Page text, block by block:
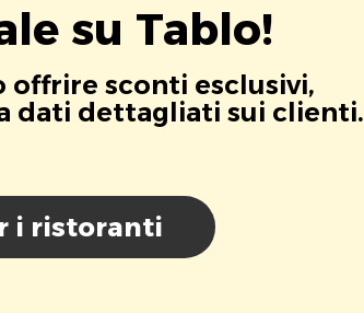
su Tablo!
offrire sconti esclusivi,
dati dettagliati sui clienti.
i ristoranti